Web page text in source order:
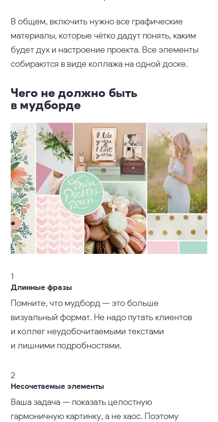
В общем, включить нужно все графические
материалы, которые чётко дадут понять, каким
будет дух и настроение проекта. Все элементы
собираются в виде коллажа на одной доске.
Чего не должно быть
в мудборде
1
Длинные фразы
Помните, что мудборд — это больше
визуальный формат. Не надо путать клиентов
и коллег неудобочитаемыми текстами
и лишними подробностями.
2
Несочетаемые элементы
Ваша задача — показать целостную
гармоничную картинку, а не хаос. Поэтому